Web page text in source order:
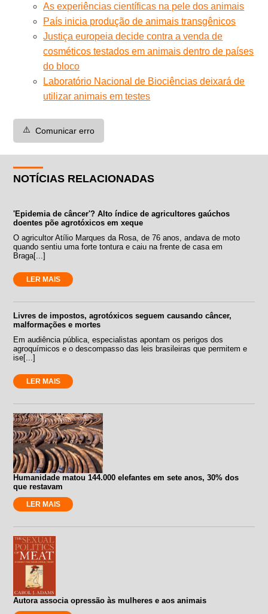
As experiências científicas na pele dos animais
País inicia produção de animais transgênicos
Justiça europeia decide contra a venda de
cosméticos testados em animais dentro de países
do bloco
Laboratório Nacional de Biociências deixará de
utilizar animais em testes
⚠️ Comunicar erro
NOTÍCIAS RELACIONADAS
'Epidemia de câncer'? Alto índice de agricultores gaúchos
doentes põe agrotóxicos em xeque
O agricultor Atílio Marques da Rosa, de 76 anos, andava de moto
quando sentiu uma forte tontura e caiu na frente de casa em
Braga[...]
LER MAIS
Livres de impostos, agrotóxicos seguem causando câncer,
malformações e mortes
Em audiência pública, especialistas apontam os perigos dos
agroquímicos e o descompasso das leis brasileiras que permitem e
ise[...]
LER MAIS
Humanidade matou 144.000 elefantes em sete anos, 30% dos
que restavam
LER MAIS
Autora associa opressão às mulheres e aos animais